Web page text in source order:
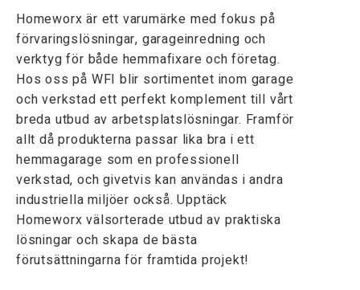
Homeworx är ett varumärke med fokus på
förvaringslösningar, garageinredning och
verktyg för både hemmafixare och företag.
Hos oss på WFI blir sortimentet inom garage
och verkstad ett perfekt komplement till vårt
breda utbud av arbetsplatslösningar. Framför
allt då produkterna passar lika bra i ett
hemmagarage som en professionell
verkstad, och givetvis kan användas i andra
industriella miljöer också. Upptäck
Homeworx välsorterade utbud av praktiska
lösningar och skapa de bästa
förutsättningarna för framtida projekt!